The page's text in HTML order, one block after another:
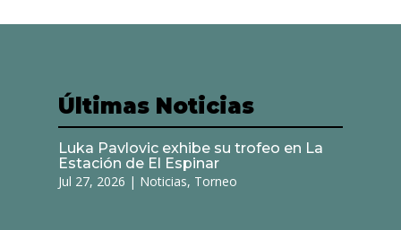
Últimas Noticias
Luka Pavlovic exhibe su trofeo en La
Estación de El Espinar
Jul 27, 2026 | Noticias, Torneo